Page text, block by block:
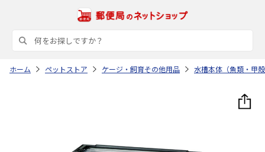
ホーム ペットストア ケージ・飼育その他用品 水槽本体（魚類・甲